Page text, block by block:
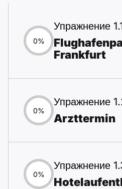
0%
Упражнение
Frankfurt
0%
Упражнение
Arzttermin
0%
Упражнение